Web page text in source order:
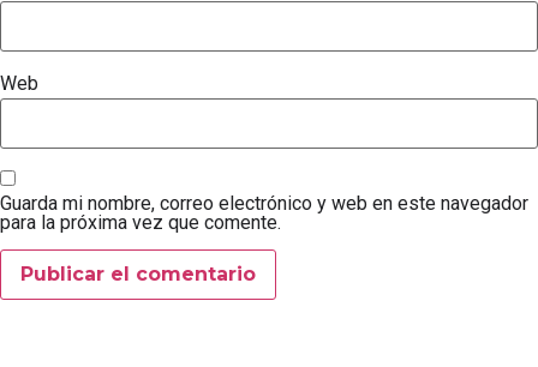
Web
Guarda mi nombre, correo electrónico y web en este navegador
para la próxima vez que comente.